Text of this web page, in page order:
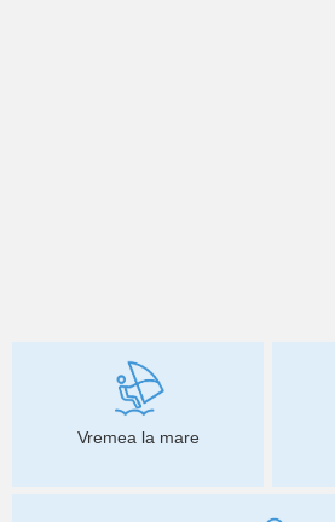
Vremea la mare